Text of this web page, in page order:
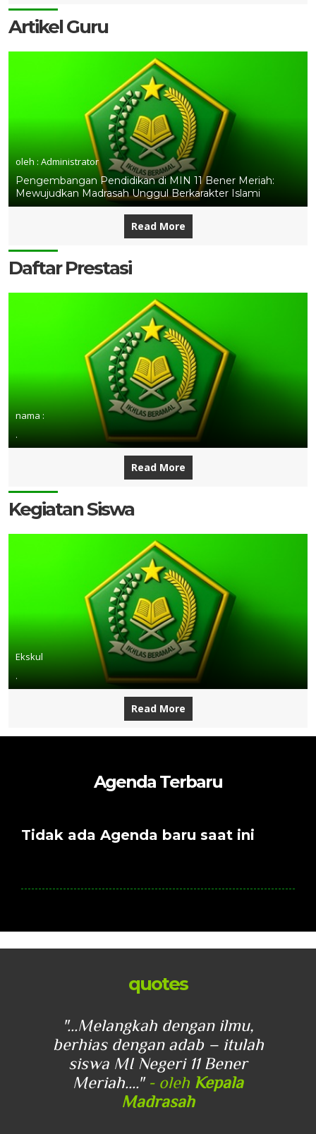
Artikel Guru
oleh : Administrator
Pengembangan Pendidikan di MIN 11 Bener Meriah:
Mewujudkan Madrasah Unggul Berkarakter Islami
Read More
Daftar Prestasi
nama :
.
Read More
Kegiatan Siswa
Ekskul
.
Read More
Agenda Terbaru
Tidak ada Agenda baru saat ini
quotes
"...Melangkah dengan ilmu,
berhias dengan adab – itulah
siswa MI Negeri 11 Bener
Meriah...." - oleh Kepala
Madrasah